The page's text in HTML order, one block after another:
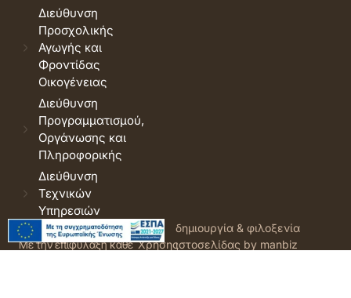
Διεύθυνση
Προσχολικής
Αγωγής και
Φροντίδας
Οικογένειας
Διεύθυνση
Προγραμματισμού,
Οργάνωσης και
Πληροφορικής
Διεύθυνση
Τεχνικών
Υπηρεσιών
© 2026 Δήμος Δράμας.
Με την επιφύλαξη κάθε
Όροι
Χρήσης
δημιουργία & φιλοξενία
ιστοσελίδας by manbiz